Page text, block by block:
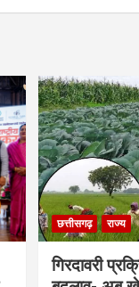
छत्तीसगढ़ राज्य
गिरदावरी